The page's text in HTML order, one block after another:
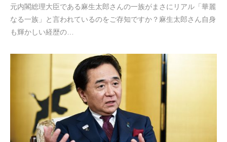
元内閣総理大臣である麻生太郎さんの一族がまさにリアル「華麗
なる一族」と言われているのをご存知ですか？麻生太郎さん自身
も輝かしい経歴の…